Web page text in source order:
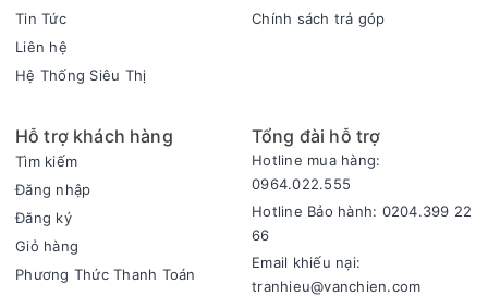
định với công suất vi sóng 900W được chia làm 5 mức phù
hợp với từng nhu cầu hâm nóng, nấu, rã đông. Hơn thế, sản
phẩm còn dễ sử dụng với bảng điều khiển nút vặn tùy chỉnh
phù hợp với mọi không gian bếp.
Thông số kỹ thuật Lò vi sóng Panasonic NN-SM33NBYUE
Loại lò:Lò vi sóng không nướng
Dung tích:25 lít
Công suất vi sóng:900W
Chất liệu khoang lò:Thép tráng men
Tin Tức
Liên hệ
Hệ Thống Siêu Thị
Chính sách trả góp
Hỗ trợ khách hàng
Tìm kiếm
Đăng nhập
Đăng ký
Giỏ hàng
Phương Thức Thanh Toán
Tổng đài hỗ trợ
Hotline mua hàng:
0964.022.555
Hotline Bảo hành: 0204.399 22
66
Email khiếu nại:
tranhieu@vanchien.com